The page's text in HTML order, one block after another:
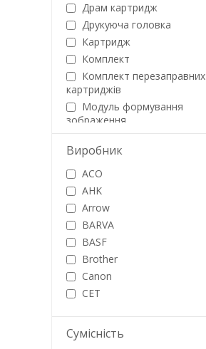
Драм картридж
Друкуюча головка
Картридж
Комплект
Комплект перезаправних
картриджів
Модуль формування
зображення
Папір
Презентер
Ремкомплект
Стрічка до принтерів
Тонер
Тонер-картридж
Виробник
ACO
AHK
Arrow
BARVA
BASF
Brother
Canon
CET
CHINA
Сумісність